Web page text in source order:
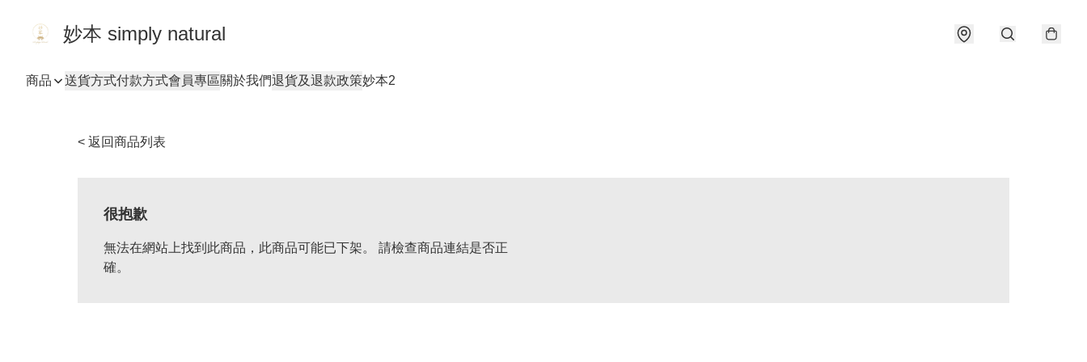
妙本 simply natural
商品 送貨方式付款方式會員專區關於我們退貨及退款政策妙本2
< 返回商品列表
很抱歉
無法在網站上找到此商品，此商品可能已下架。 請檢查商品連結是否正
確。